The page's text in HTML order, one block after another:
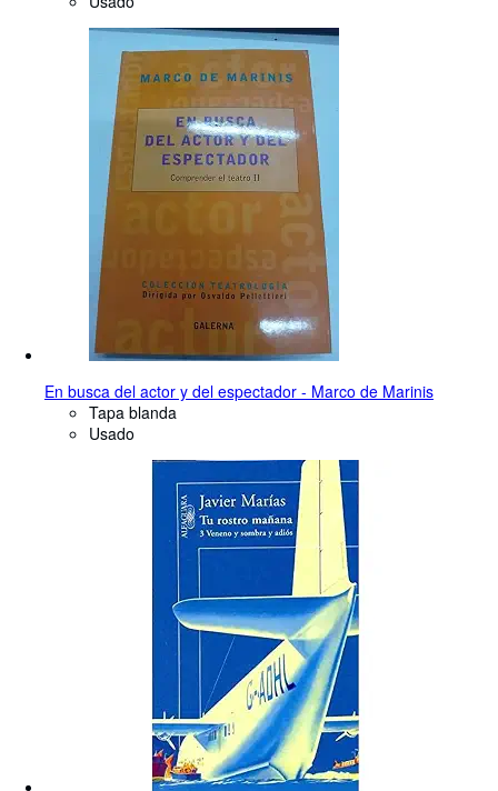
En busca del actor y del espectador - Marco de Marinis
Tapa blanda
Usado